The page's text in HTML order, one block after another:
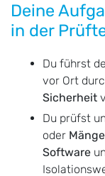
Deine
in der
Du führst
vor Ort
Sicherheit
Du prüfst
oder
Software